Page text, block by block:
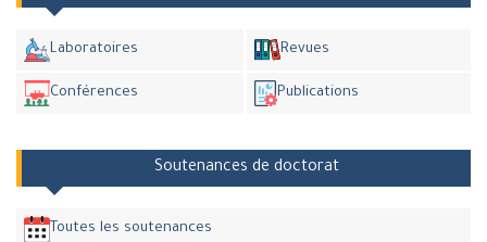
Laboratoires Revues
Conférences Publications
Soutenances de doctorat
Toutes les soutenances